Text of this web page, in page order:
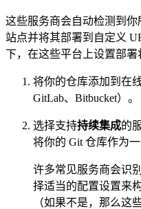
这些服务商会自动检测到
站点并将其部署到自定义
下，在这些平台上设置部署
将你的仓库添加到在
GitLab、Bitbucket）。
选择支持持续集成的
将你的 Git 仓库作为
许多常见服务商会识
择适当的配置设置来
（如果不是，那么这